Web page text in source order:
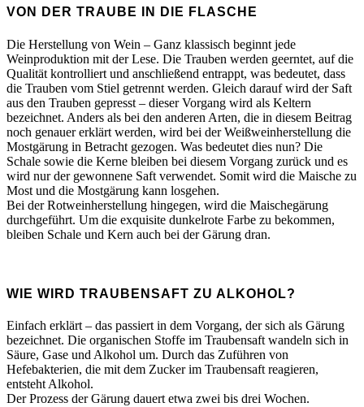
VON DER TRAUBE IN DIE FLASCHE
Die Herstellung von Wein – Ganz klassisch beginnt jede
Weinproduktion mit der Lese. Die Trauben werden geerntet, auf die
Qualität kontrolliert und anschließend entrappt, was bedeutet, dass
die Trauben vom Stiel getrennt werden. Gleich darauf wird der Saft
aus den Trauben gepresst – dieser Vorgang wird als Keltern
bezeichnet. Anders als bei den anderen Arten, die in diesem Beitrag
noch genauer erklärt werden, wird bei der Weißweinherstellung die
Mostgärung in Betracht gezogen. Was bedeutet dies nun? Die
Schale sowie die Kerne bleiben bei diesem Vorgang zurück und es
wird nur der gewonnene Saft verwendet. Somit wird die Maische zu
Most und die Mostgärung kann losgehen.
Bei der Rotweinherstellung hingegen, wird die Maischegärung
durchgeführt. Um die exquisite dunkelrote Farbe zu bekommen,
bleiben Schale und Kern auch bei der Gärung dran.
WIE WIRD TRAUBENSAFT ZU ALKOHOL?
Einfach erklärt – das passiert in dem Vorgang, der sich als Gärung
bezeichnet. Die organischen Stoffe im Traubensaft wandeln sich in
Säure, Gase und Alkohol um. Durch das Zuführen von
Hefebakterien, die mit dem Zucker im Traubensaft reagieren,
entsteht Alkohol.
Der Prozess der Gärung dauert etwa zwei bis drei Wochen.